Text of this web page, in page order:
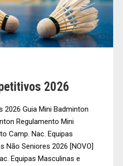
2026
2026 Guia Mini Badminton
Regulamento Mini
Camp. Nac. Equipas
Não Seniores 2026 [NOVO]
Equipas Masculinas e